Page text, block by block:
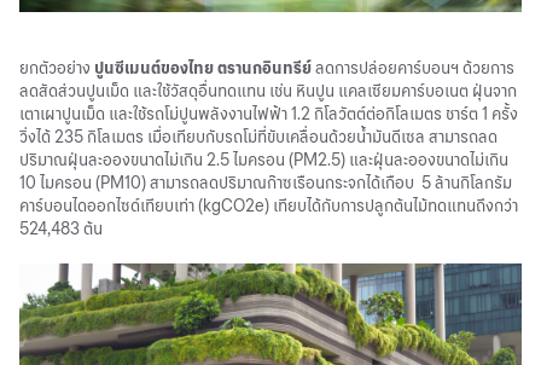
ยกตัวอย่าง ปูนซีเมนต์ของไทย ตรานกอินทรีย์ลดการปล่อยคาร์บอนฯ ด้วยการ
ลดสัดส่วนปูนเม็ด และใช้วัสดุอื่นทดแทน เช่น หินปูน แคลเซียมคาร์บอเนต ฝุ่นจาก
เตาเผาปูนเม็ด และใช้รถโม่ปูนพลังงานไฟฟ้า 1.2 กิโลวัตต์ต่อกิโลเมตร ชาร์ต 1 ครั้ง
วิ่งได้ 235 กิโลเมตร เมื่อเทียบกับรถโม่ที่ขับเคลื่อนด้วยน้ำมันดีเซล สามารถลด
ปริมาณฝุ่นละอองขนาดไม่เกิน 2.5 ไมครอน (PM2.5) และฝุ่นละอองขนาดไม่เกิน
10 ไมครอน (PM10) สามารถลดปริมาณก๊าซเรือนกระจกได้เกือบ 5 ล้านกิโลกรัม
คาร์บอนไดออกไซด์เทียบเท่า (kgCO2e) เทียบได้กับการปลูกต้นไม้ทดแทนถึงกว่า
524,483 ต้น